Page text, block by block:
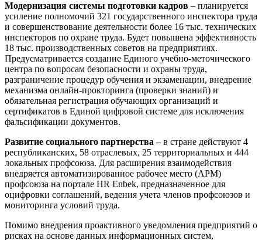
Модернизация системы подготовки кадров –планируется
усиление полномочий 321 государственного инспектора труда
и совершенствование деятельности более 16 тыс. технических
инспекторов по охране труда. Будет повышена эффективность
18 тыс. производственных советов на предприятиях.
Предусматривается создание Единого учебно-меточического
центра по вопросам безопасности и охраны труда,
разграничение процедур обучения и экзаменации, внедрение
механизма онлайн-прокторинга (проверки знаний) и
обязательная регистрация обучающих организаций и
сертификатов в Единой цифровой системе для исключения
фальсификации документов.
Развитие социального партнерства –в стране действуют 4
республиканских, 58 отраслевых, 25 территориальных и 444
локальных профсоюза. Для расширения взаимодействия
внедряется автоматизированное рабочее место (АРМ)
профсоюза на портале HR Enbek, предназначенное для
оцифровки соглашений, ведения учета членов профсоюзов и
мониторинга условий труда.
Помимо внедрения проактивного уведомления предприятий о
рисках на основе данных информационных систем,